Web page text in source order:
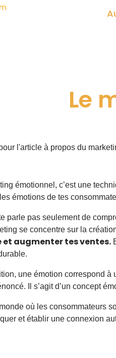
Le
émotionnel, c’est une
émotions de tes
parle pas seulement de
se concentre sur la
et augmenter tes ventes.
une émotion correspond à
Il s’agit d’un concept
où les consommateurs
et établir une connexion